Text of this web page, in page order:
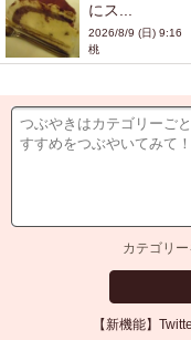
にス...
2026/8/9 (日) 9:16
桃
カテゴリ
【新機能】